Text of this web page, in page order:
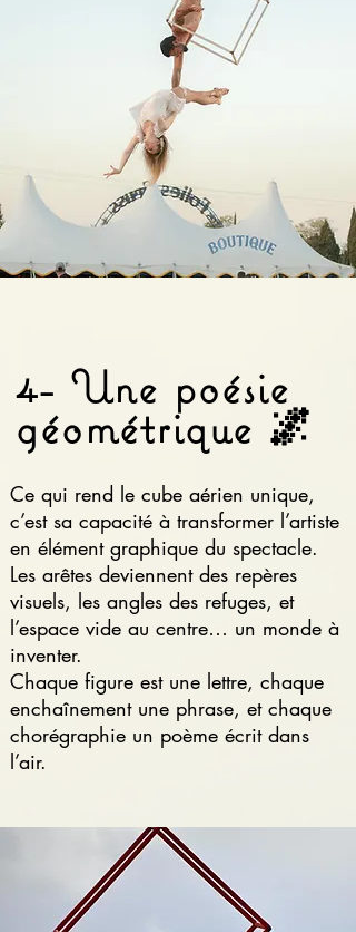
4- Une poésie
géométrique 🌌
Ce qui rend le cube aérien unique,
c’est sa capacité à transformer l’artiste
en élément graphique du spectacle.
Les arêtes deviennent des repères
visuels, les angles des refuges, et
l’espace vide au centre… un monde à
inventer.
Chaque figure est une lettre, chaque
enchaînement une phrase, et chaque
chorégraphie un poème écrit dans
l’air.